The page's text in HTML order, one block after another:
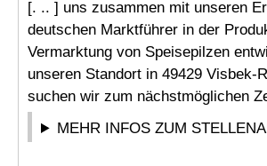
[. .. ] uns zusammen mit unseren
deutschen Marktführer in der
Vermarktung von Speisepilzen
unseren Standort in 49429 Visbek-
suchen wir zum nächstmöglichen
MEHR INFOS ZUM